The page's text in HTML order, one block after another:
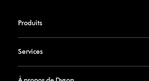
Produits
Services